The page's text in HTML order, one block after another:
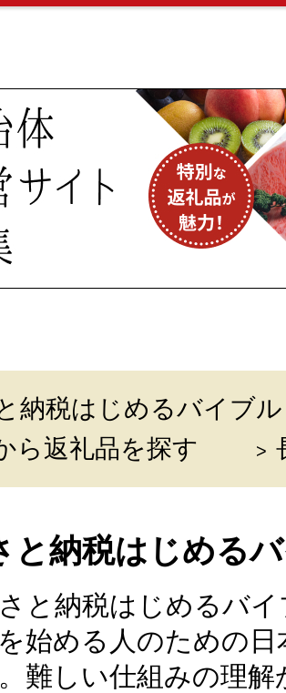
納税はじめるバイブル
ら返礼品を探す
と納税はじめる
さと納税はじめるバ
始める人のための
難しい仕組みの理